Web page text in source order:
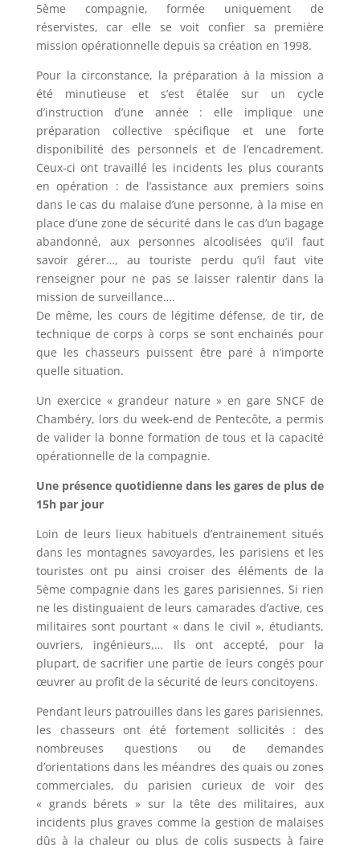
5ème compagnie, formée uniquement de
réservistes, car elle se voit confier sa première
mission opérationnelle depuis sa création en 1998.
Pour la circonstance, la préparation à la mission a
été minutieuse et s’est étalée sur un cycle
d’instruction d’une année : elle implique une
préparation collective spécifique et une forte
disponibilité des personnels et de l’encadrement.
Ceux-ci ont travaillé les incidents les plus courants
en opération : de l’assistance aux premiers soins
dans le cas du malaise d’une personne, à la mise en
place d’une zone de sécurité dans le cas d’un bagage
abandonné, aux personnes alcoolisées qu’il faut
savoir gérer…, au touriste perdu qu’il faut vite
renseigner pour ne pas se laisser ralentir dans la
mission de surveillance….
De même, les cours de légitime défense, de tir, de
technique de corps à corps se sont enchainés pour
que les chasseurs puissent être paré à n’importe
quelle situation.
Un exercice « grandeur nature » en gare SNCF de
Chambéry, lors du week-end de Pentecôte, a permis
de valider la bonne formation de tous et la capacité
opérationnelle de la compagnie.
Une présence quotidienne dans les gares de plus de
15h par jour
Loin de leurs lieux habituels d’entrainement situés
dans les montagnes savoyardes, les parisiens et les
touristes ont pu ainsi croiser des éléments de la
5ème compagnie dans les gares parisiennes. Si rien
ne les distinguaient de leurs camarades d’active, ces
militaires sont pourtant « dans le civil », étudiants,
ouvriers, ingénieurs,… Ils ont accepté, pour la
plupart, de sacrifier une partie de leurs congés pour
œuvrer au profit de la sécurité de leurs concitoyens.
Pendant leurs patrouilles dans les gares parisiennes,
les chasseurs ont été fortement sollicités : des
nombreuses questions ou de demandes
d’orientations dans les méandres des quais ou zones
commerciales, du parisien curieux de voir des
« grands bérets » sur la tête des militaires, aux
incidents plus graves comme la gestion de malaises
dûs à la chaleur ou plus de colis suspects à faire